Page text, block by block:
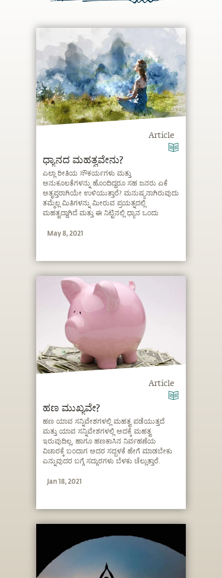
Article
ಧ್ಯಾನದ ಮಹತ್ವವೇನು?
ಎಲ್ಲಾ ರೀತಿಯ ಸೌಕರ್ಯಗಳು ಮತ್ತು
ಅನುಕೂಲತೆಗಳನ್ನು ಹೊಂದಿದ್ದರೂ ಸಹ ಜನರು ಏಕೆ
ಅತೃಪ್ತರಾಗಿಯೇ ಉಳಿಯುತ್ತಾರೆ? ಮನುಷ್ಯನಾಗಿರುವುದು
ತಮ್ಮೆಲ್ಲ ಮಿತಿಗಳನ್ನು ಮೀರುವ ಪ್ರಯತ್ನದಲ್ಲಿ
ಮಹತ್ವದ್ದಾಗಿದೆ ಮತ್ತು ಈ ನಿಟ್ಟಿನಲ್ಲಿ ಧ್ಯಾನ ಒಂದು
ವಿವರಿಸುತ್ತಾರೆ.
May 8, 2021
Article
ಹಣ ಮುಖ್ಯವೇ?
ಹಣ ಯಾವ ಸನ್ನಿವೇಶಗಳಲ್ಲಿ ಮಹತ್ವ ಪಡೆಯುತ್ತದೆ
ಮತ್ತು ಯಾವ ಸನ್ನಿವೇಶಗಳಲ್ಲಿ ಅದಕ್ಕೆ ಮಹತ್ವ
ಇರುವುದಿಲ್ಲ, ಹಾಗೂ ಹಣಕಾಸಿನ ನಿರ್ವಹಣೆಯ
ವಿಚಾರಕ್ಕೆ ಬಂದಾಗ ಅದರ ಸದ್ಬಳಕೆ ಹೇಗೆ ಮಾಡಬೇಕು
ಎನ್ನುವುದರ ಬಗ್ಗೆ ಸದ್ಗುರಗಳು ಬೆಳಕು ಚೆಲ್ಲುತ್ತಾರೆ.
Jan 18, 2021